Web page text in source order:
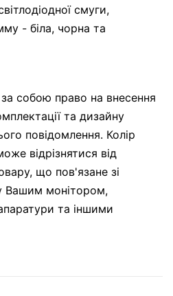
смуги,
- біла, чорна та
собою право на внесення
та дизайну
повідомлення. Колір
відрізнятися від
що пов'язане зі
Вашим монітором,
та іншими